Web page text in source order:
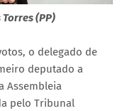
(PP)
o delegado de
deputado a
Assembleia
pelo Tribunal